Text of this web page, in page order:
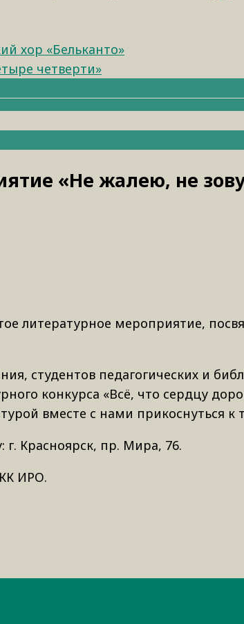
хор «Бельканто»
четверти»
«Не жалею, не
литературное мероприятие,
студентов педагогических и
конкурса «Всё, что сердцу
вместе с нами прикоснуться к
г. Красноярск, пр. Мира, 76.
ИРО.